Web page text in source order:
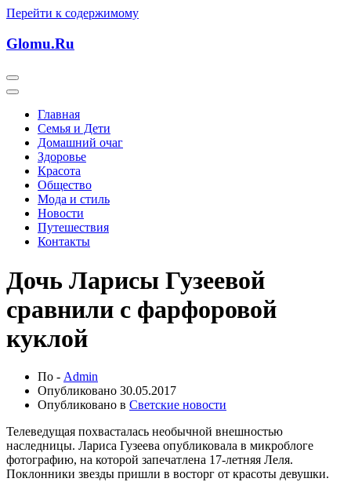
Перейти к содержимому
Glomu.Ru
Главная
Семья и Дети
Домашний очаг
Здоровье
Красота
Общество
Мода и стиль
Новости
Путешествия
Контакты
Дочь Ларисы Гузеевой
сравнили с фарфоровой
куклой
По - Admin
Опубликовано 30.05.2017
Опубликовано в Светские новости
Телеведущая похвасталась необычной внешностью
наследницы. Лариса Гузеева опубликовала в микроблоге
фотографию, на которой запечатлена 17-летняя Леля.
Поклонники звезды пришли в восторг от красоты девушки.